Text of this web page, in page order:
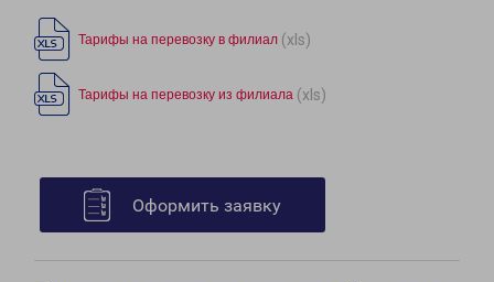
Тарифы на перевозку в филиал (xls)
Тарифы на перевозку из филиала (xls)
Оформить заявку